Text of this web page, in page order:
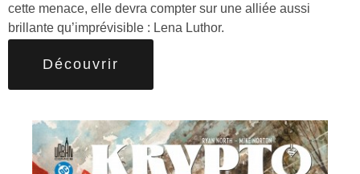
cette menace, elle devra compter sur une alliée aussi
brillante qu’imprévisible : Lena Luthor.
Découvrir